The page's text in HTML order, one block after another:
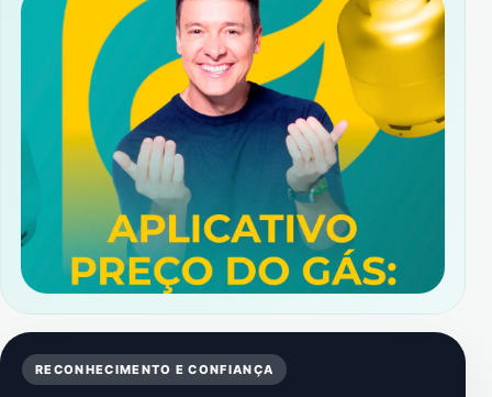
RECONHECIMENTO E CONFIANÇA